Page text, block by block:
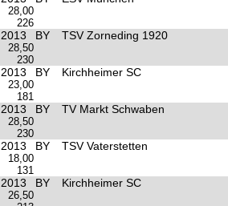
28,00
226
2013 BY TSV Zorneding 1920
28,50
230
2013 BY Kirchheimer SC
23,00
181
2013 BY TV Markt Schwaben
28,50
230
2013 BY TSV Vaterstetten
18,00
131
2013 BY Kirchheimer SC
26,50